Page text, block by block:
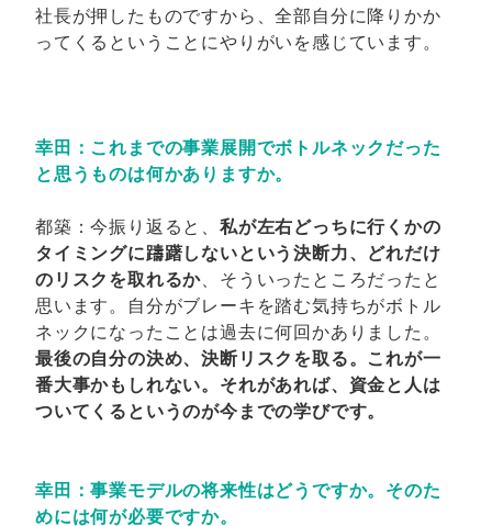
社長が押したものですから、全部自分に降りかか
ってくるということにやりがいを感じています。
幸田：これまでの事業展開でボトルネックだった
と思うものは何かありますか。
都築：今振り返ると、 私が左右どっちに行くかの
タイミングに躊躇しないという決断力、どれだけ
のリスクを取れるか 、そういったところだったと
思います。自分がブレーキを踏む気持ちがボトル
ネックになったことは過去に何回かありました。
最後の自分の決め、決断リスクを取る。これが一
番大事かもしれない。それがあれば、資金と人は
ついてくるというのが今までの学びです。
幸田：事業モデルの将来性はどうですか。そのた
めには何が必要ですか。